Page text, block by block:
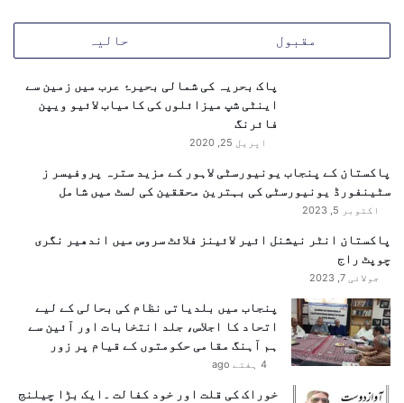
ع
ئ
ی
مقبول حالیہ
پاک بحریہ کی شمالی بحیرۂ عرب میں زمین سے
اینٹی شپ میزائلوں کی کامیاب لائیو ویپن
فائرنگ
اپریل 25, 2020
پاکستان کے پنجاب یونیورسٹی لاہور کے مزید سترہ پروفیسر ز
سٹینفورڈ یونیورسٹی کی بہترین محققین کی لسٹ میں شامل
اکتوبر 5, 2023
پاکستان انٹر نیشنل ائیر لائینز فلائٹ سروس میں اندھیر نگری
چوپٹ راج
جولائی 7, 2023
پنجاب میں بلدیاتی نظام کی بحالی کے لیے
اتحاد کا اجلاس، جلد انتخابات اور آئین سے
ہم آہنگ مقامی حکومتوں کے قیام پر زور
4 ہفتے ago
خوراک کی قلت اور خود کفالت ۔ایک بڑا چیلنج